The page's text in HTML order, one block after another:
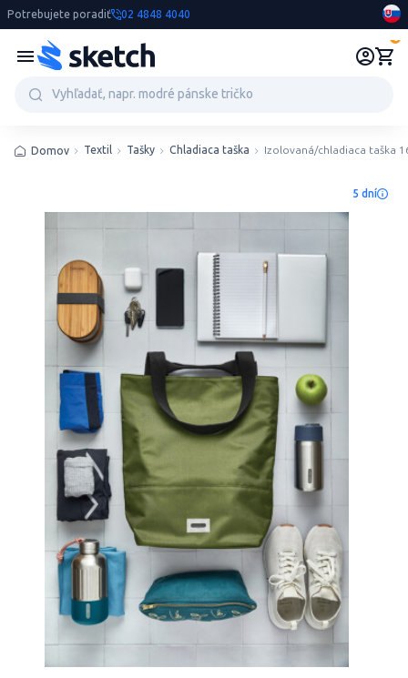
Potrebujete poradiť 02 4848 4040
Domov Textil Tašky Chladiaca taška Izolovaná/chladiaca taška
5 dní